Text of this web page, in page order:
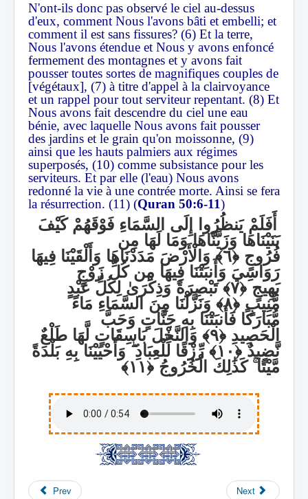
N'ont-ils donc pas observé le ciel au-dessus
d'eux, comment Nous l'avons bâti et embelli; et
comment il est sans fissures? (6) Et la terre,
Nous l'avons étendue et Nous y avons enfoncé
fermement des montagnes et y avons fait
pousser toutes sortes de magnifiques couples de
[végétaux], (7) à titre d'appel à la clairvoyance
et un rappel pour tout serviteur repentant. (8) Et
Nous avons fait descendre du ciel une eau
bénie, avec laquelle Nous avons fait pousser
des jardins et le grain qu'on moissonne, (9)
ainsi que les hauts palmiers aux régimes
superposés, (10) comme subsistance pour les
serviteurs. Et par elle (l'eau) Nous avons
redonné la vie à une contrée morte. Ainsi se fera
la résurrection. (11) (Quran 50:6-11)
أَفَلَمْ يَنظُرُوا إِلَى السَّمَاءِ فَوْقَهُمْ كَيْفَ
بَنَيْنَاهَا وَزَيَّنَّاهَا وَمَا لَهَا مِن
فُرُوجٍ وَالْأَرْضَ مَدَدْنَاهَا وَأَلْقَيْنَا فِيهَا
رَوَاسِيَ وَأَنبَتْنَا فِيهَا مِن كُلِّ زَوْجٍ
بَهِيجٍ تَبْصِرَةً وَذِكْرَىٰ لِكُلِّ عَبْدٍ
مُّنِيبٍ وَنَزَّلْنَا مِنَ السَّمَاءِ مَاءً
مُّبَارَكًا فَأَنبَتْنَا بِهِ جَنَّاتٍ وَحَبَّ
الْحَصِيدِ وَالنَّخْلَ بَاسِقَاتٍ لَّهَا طَلْعٌ
نَّضِيدٌ رِّزْقًا لِّلْعِبَادِۖوَأَحْيَيْنَا بِهِ بَلْدَةً
مَّيْتًاۚكَذَٰلِكَ الْخُرُوجُ
Prev Next